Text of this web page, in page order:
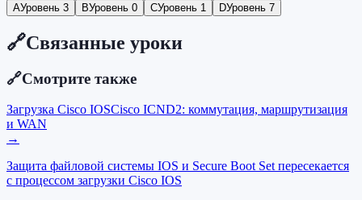
AУровень 3 BУровень 0 CУровень 1 DУровень 7
🔗Связанные уроки
🔗Смотрите также
Загрузка Cisco IOSCisco ICND2: коммутация, маршрутизация
и WAN
→
Защита файловой системы IOS и Secure Boot Set пересекается
с процессом загрузки Cisco IOS